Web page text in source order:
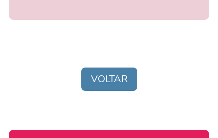
VOLTAR